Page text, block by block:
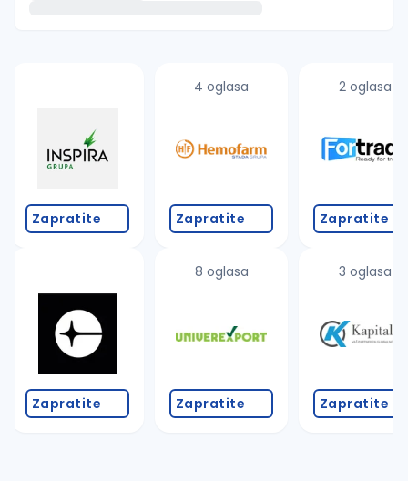
Takođe možete da:
proverite pravopisne greške (koristite č, ć, š, đ,
promenite odabrane filtere pretrage
Zapratite
Zapratite
4 oglasa
Zapratite
8 oglasa
Zapratite
2 oglasa
Zapratite
3 oglasa
Zapratite